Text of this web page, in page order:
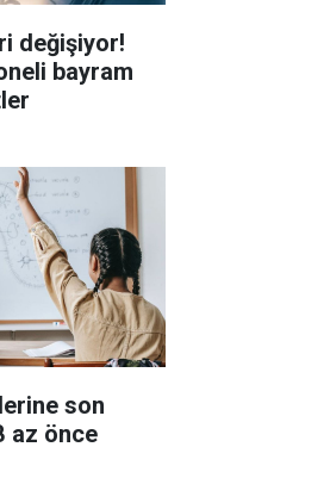
değişiyor!
bayram
son
az önce